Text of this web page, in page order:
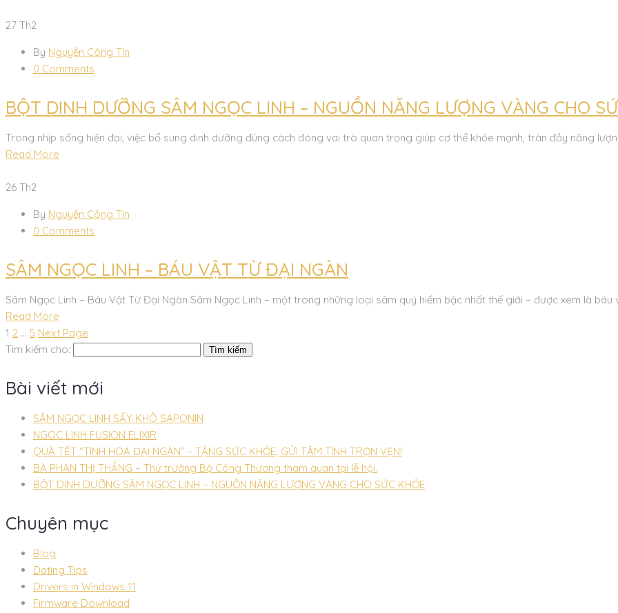
27 Th2
By Nguyễn Công Tín
0 Comments
BỘT DINH DƯỠNG SÂM NGỌC LINH – NGUỒN NĂNG LƯỢNG VÀNG CHO
Trong nhịp sống hiện đại, việc bổ sung dinh dưỡng đúng cách đóng vai trò quan trọng giúp cơ thể khỏe mạnh, tràn đầy năng
Read More
26 Th2
By Nguyễn Công Tín
0 Comments
SÂM NGỌC LINH – BÁU VẬT TỪ ĐẠI NGÀN
Sâm Ngọc Linh – Báu Vật Từ Đại Ngàn Sâm Ngọc Linh – một trong những loại sâm quý hiếm bậc nhất thế giới – được xem là báu
Read More
1 2 … 5 Next Page
Tìm kiếm cho:
Bài viết mới
SÂM NGỌC LINH SẤY KHÔ SAPONIN
NGOC LINH FUSION ELIXIR
QUÀ TẾT “TINH HOA ĐẠI NGÀN” – TẶNG SỨC KHỎE, GỬI TÂM TÌNH TRỌN VẸN!
BÀ PHAN THỊ THẮNG – Thứ trưởng Bộ Công Thương tham quan tại lễ hội.
BỘT DINH DƯỠNG SÂM NGỌC LINH – NGUỒN NĂNG LƯỢNG VÀNG CHO SỨC KHỎE
Chuyên mục
Blog
Dating Tips
Drivers in Windows 11
Firmware Download